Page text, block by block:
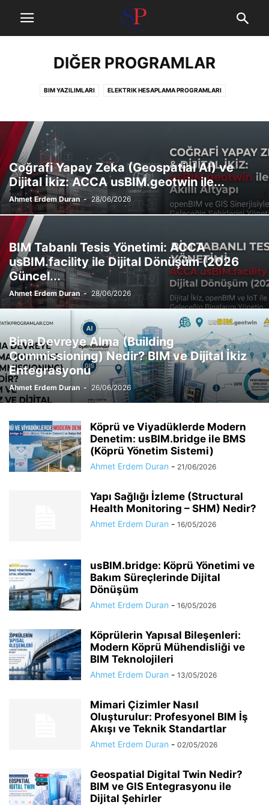
DIĞER PROGRAMLAR
BIM YAZILIMLARI ELEKTRIK HESAPLAMA PROGRAMLARI
MEKANIK TASARIM PROGRAMLARI OFIS PROGRAMLARI
SIMÜLASYON PROGRAMLARI
TASARIM VE DETAYLANDIRMA PROGRAMLARI YÖNETIM VE PLANLAMA
Coğrafi Yapay Zeka (Geospatial AI) ve
Dijital İkiz: ACCA usBIM.geotwin ile...
Ahmet Erdem Duran - 28/06/2026
BIM Tabanlı Tesis Yönetimi: ACCA
usBIM.facility ile Dijital Dönüşüm (2026
Güncel...
Ahmet Erdem Duran - 28/06/2026
Bina Devreye Alma (Building
Commissioning) Nedir? BIM ve Dijital İkiz
Entegrasyonu
Ahmet Erdem Duran - 26/06/2026
Köprü ve Viyadüklerde Modern
Denetim: usBIM.bridge ile BMS
(Köprü Yönetim Sistemi)
Ahmet Erdem Duran - 21/06/2026
Yapı Sağlığı İzleme (Structural
Health Monitoring – SHM) Nedir?
Ahmet Erdem Duran - 16/05/2026
usBIM.bridge: Köprü Yönetimi ve
Bakım Süreçlerinde Dijital
Dönüşüm
Ahmet Erdem Duran - 16/05/2026
Köprülerin Yapısal Bileşenleri:
Modern Köprü Mühendisliği ve
BIM Teknolojileri
Ahmet Erdem Duran - 13/05/2026
Mimari Çizimler Nasıl
Oluşturulur: Profesyonel BIM İş
Akışı ve Teknik Standartlar
Ahmet Erdem Duran - 02/05/2026
Geospatial Digital Twin Nedir?
BIM ve GIS Entegrasyonu ile
Dijital Şehirler